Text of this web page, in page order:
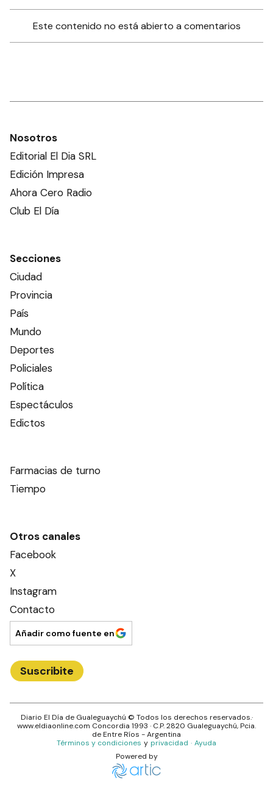
Este contenido no está abierto a comentarios
Nosotros
Editorial El Dia SRL
Edición Impresa
Ahora Cero Radio
Club El Día
Secciones
Ciudad
Provincia
País
Mundo
Deportes
Policiales
Política
Espectáculos
Edictos
Farmacias de turno
Tiempo
Otros canales
Facebook
X
Instagram
Contacto
Añadir como fuente en
Suscribite
Diario El Día de Gualeguaychú © Todos los derechos reservados.·
www.eldiaonline.com Concordia 1993 · C.P.2820 Gualeguaychú, Pcia.
deEntre Ríos - Argentina
Términos y condiciones y privacidad · Ayuda
Powered by